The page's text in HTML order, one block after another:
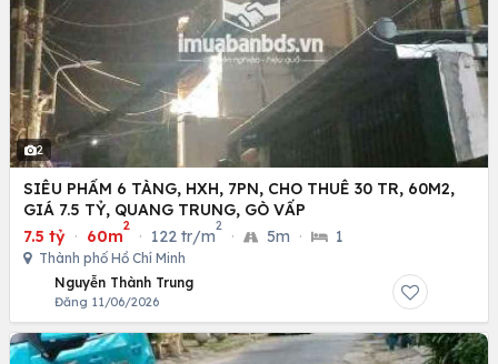
2
SIÊU PHẨM 6 TÀNG, HXH, 7PN, CHO THUÊ 30 TR, 60M2,
GIÁ 7.5 TỶ, QUANG TRUNG, GÒ VẤP
7.5 tỷ · 60m
2
· 122 tr/m
2
· 5m · 1
Thành phố Hồ Chí Minh
Nguyễn Thành Trung
Đăng 11/06/2026